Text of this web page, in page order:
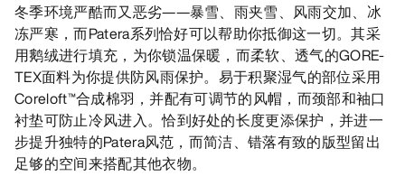
冬季环境严酷而又恶劣——暴雪、雨夹雪、风雨交加、冰
冻严寒，而Patera系列恰好可以帮助你抵御这一切。其采
用鹅绒进行填充，为你锁温保暖，而柔软、透气的GORE-
TEX面料为你提供防风雨保护。易于积聚湿气的部位采用
Coreloft™合成棉羽，并配有可调节的风帽，而颈部和袖口
衬垫可防止冷风进入。恰到好处的长度更添保护，并进一
步提升独特的Patera风范，而简洁、错落有致的版型留出
足够的空间来搭配其他衣物。